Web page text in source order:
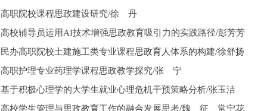
高职院校课程思政建设研究/徐 丹
高校辅导员运用AI技术增强思政教育吸引力的实践路径/彭芳芳
民办高职院校土建施工类专业课程思政育人体系的构建/徐舒扬
高职护理专业药理学课程思政教学探究/张 宁
基于积极心理学的大学生就业心理危机干预策略分析/张玉洁
高校学生管理与思政教育工作的融合发展思考/魏 征 常宁花